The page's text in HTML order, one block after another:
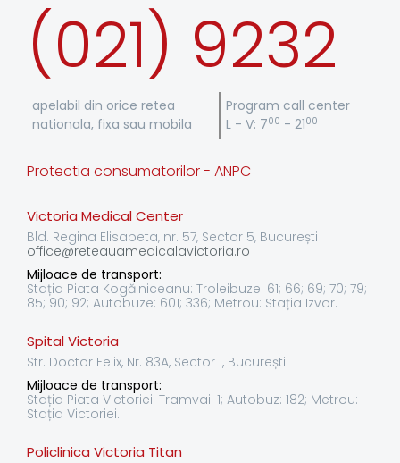
(021) 9232
apelabil din orice retea
nationala, fixa sau mobila
Program call center
L - V: 700 - 2100
Protectia consumatorilor - ANPC
Victoria Medical Center
Bld. Regina Elisabeta, nr. 57, Sector 5, București
office@reteauamedicalavictoria.ro
Mijloace de transport:
Stația Piata Kogălniceanu: Troleibuze: 61; 66; 69; 70; 79;
85; 90; 92; Autobuze: 601; 336; Metrou: Stația Izvor.
Spital Victoria
Str. Doctor Felix, Nr. 83A, Sector 1, București
Mijloace de transport:
Stația Piata Victoriei: Tramvai: 1; Autobuz: 182; Metrou:
Stația Victoriei.
Policlinica Victoria Titan